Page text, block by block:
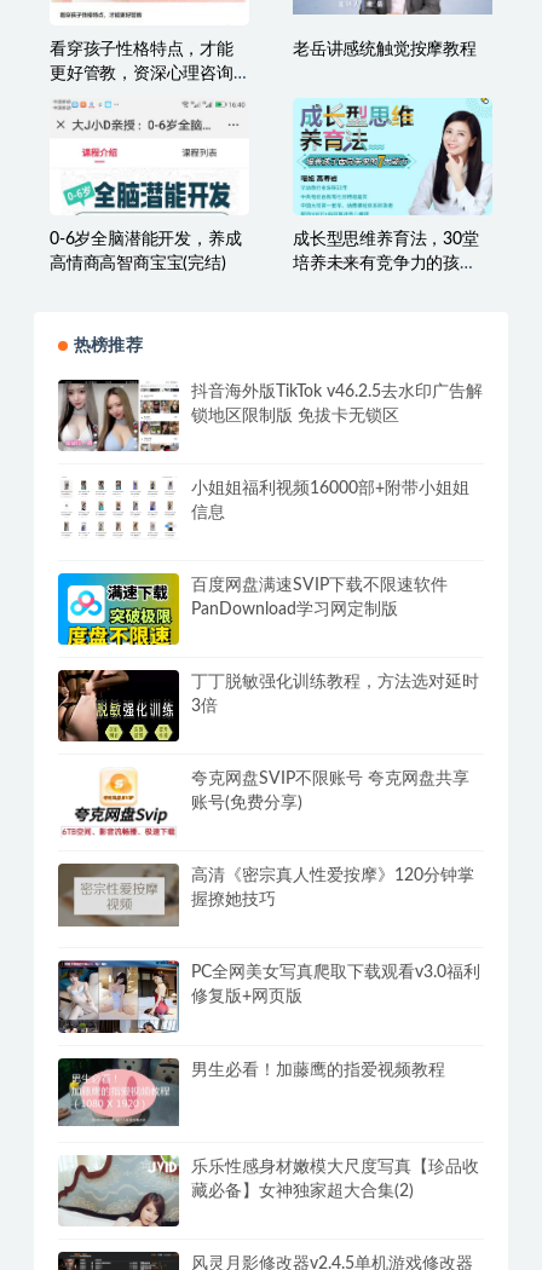
看穿孩子性格特点，才能
更好管教，资深心理咨询
师带你解析孩子性格优势
老岳讲感统触觉按摩教程
0-6岁全脑潜能开发，养成
高情商高智商宝宝(完结)
成长型思维养育法，30堂
培养未来有竞争力的孩
热榜推荐
抖音海外版TikTok v46.2.5去水印广告解
锁地区限制版 免拔卡无锁区
小姐姐福利视频16000部+附带小姐姐
信息
百度网盘满速SVIP下载不限速软件
PanDownload学习网定制版
丁丁脱敏强化训练教程，方法选对延时
3倍
夸克网盘SVIP不限账号 夸克网盘共享
账号(免费分享)
高清《密宗真人性爱按摩》120分钟掌
握撩她技巧
PC全网美女写真爬取下载观看v3.0福利
修复版+网页版
男生必看！加藤鹰的指爱视频教程
乐乐性感身材嫩模大尺度写真【珍品收
藏必备】女神独家超大合集(2)
风灵月影修改器v2.4.5单机游戏修改器